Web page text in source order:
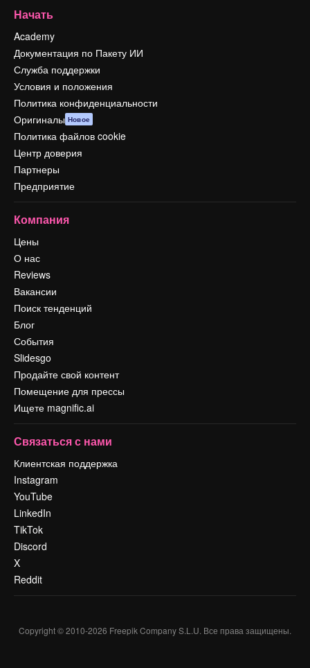
Начать
Academy
Документация по Пакету ИИ
Служба поддержки
Условия и положения
Политика конфиденциальности
Оригиналы Новое
Политика файлов cookie
Центр доверия
Партнеры
Предприятие
Компания
Цены
О нас
Reviews
Вакансии
Поиск тенденций
Блог
События
Slidesgo
Продайте свой контент
Помещение для прессы
Ищете magnific.ai
Связаться с нами
Клиентская поддержка
Instagram
YouTube
LinkedIn
TikTok
Discord
X
Reddit
Copyright © 2010-2026 Freepik Company S.L.U. Все права защищены.